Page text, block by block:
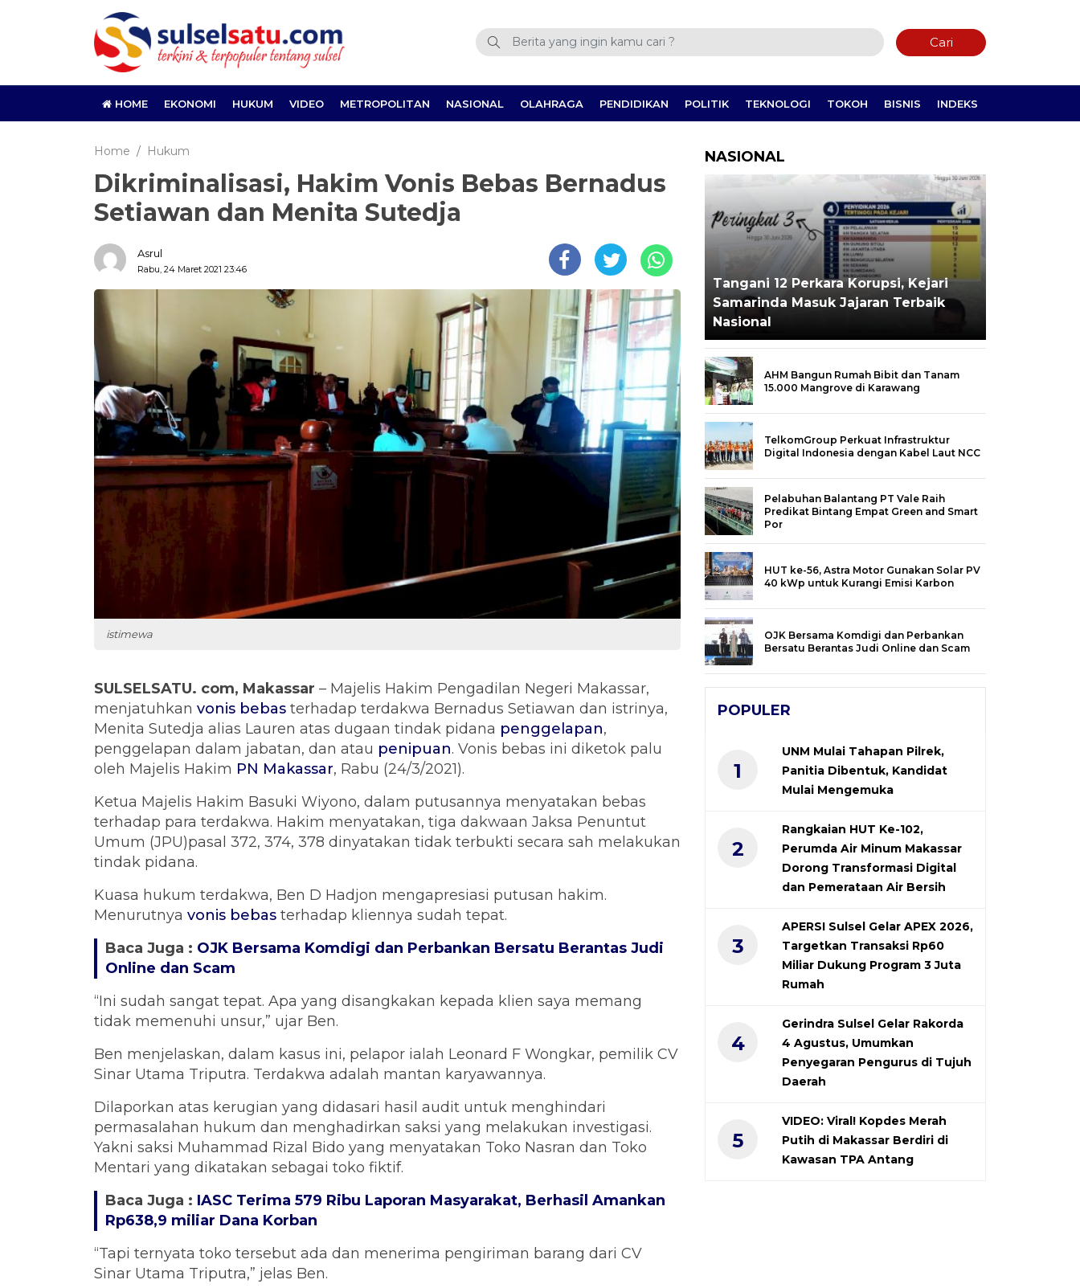
Cari
HOME EKONOMI HUKUM VIDEO METROPOLITAN NASIONAL OLAHRAGA PENDIDIKAN POLITIK TEKNOLOGI TOKOH BISNIS INDEKS
Home Hukum
Dikriminalisasi, Hakim Vonis Bebas Bernadus
Setiawan dan Menita Sutedja
Asrul
Rabu, 24 Maret 2021 23:46
istimewa
SULSELSATU. com, Makassar – Majelis Hakim Pengadilan Negeri Makassar,
menjatuhkan vonis bebas terhadap terdakwa Bernadus Setiawan dan istrinya,
Menita Sutedja alias Lauren atas dugaan tindak pidana penggelapan,
penggelapan dalam jabatan, dan atau penipuan. Vonis bebas ini diketok palu
oleh Majelis Hakim PN Makassar, Rabu (24/3/2021).
Ketua Majelis Hakim Basuki Wiyono, dalam putusannya menyatakan bebas
terhadap para terdakwa. Hakim menyatakan, tiga dakwaan Jaksa Penuntut
Umum (JPU)pasal 372, 374, 378 dinyatakan tidak terbukti secara sah melakukan
tindak pidana.
Kuasa hukum terdakwa, Ben D Hadjon mengapresiasi putusan hakim.
Menurutnya vonis bebas terhadap kliennya sudah tepat.
Baca Juga : OJK Bersama Komdigi dan Perbankan Bersatu Berantas Judi
Online dan Scam
“Ini sudah sangat tepat. Apa yang disangkakan kepada klien saya memang
tidak memenuhi unsur,” ujar Ben.
Ben menjelaskan, dalam kasus ini, pelapor ialah Leonard F Wongkar, pemilik CV
Sinar Utama Triputra. Terdakwa adalah mantan karyawannya.
Dilaporkan atas kerugian yang didasari hasil audit untuk menghindari
permasalahan hukum dan menghadirkan saksi yang melakukan investigasi.
Yakni saksi Muhammad Rizal Bido yang menyatakan Toko Nasran dan Toko
Mentari yang dikatakan sebagai toko fiktif.
Baca Juga : IASC Terima 579 Ribu Laporan Masyarakat, Berhasil Amankan
Rp638,9 miliar Dana Korban
“Tapi ternyata toko tersebut ada dan menerima pengiriman barang dari CV
Sinar Utama Triputra,” jelas Ben.
NASIONAL
Tangani 12 Perkara Korupsi, Kejari
Samarinda Masuk Jajaran Terbaik
Nasional
AHM Bangun Rumah Bibit dan Tanam
15.000 Mangrove di Karawang
TelkomGroup Perkuat Infrastruktur
Digital Indonesia dengan Kabel Laut NCC
Pelabuhan Balantang PT Vale Raih
Predikat Bintang Empat Green and Smart
Por
HUT ke-56, Astra Motor Gunakan Solar PV
40 kWp untuk Kurangi Emisi Karbon
OJK Bersama Komdigi dan Perbankan
Bersatu Berantas Judi Online dan Scam
POPULER
1
UNM Mulai Tahapan Pilrek,
Panitia Dibentuk, Kandidat
Mulai Mengemuka
2
Rangkaian HUT Ke-102,
Perumda Air Minum Makassar
Dorong Transformasi Digital
dan Pemerataan Air Bersih
3
APERSI Sulsel Gelar APEX 2026,
Targetkan Transaksi Rp60
Miliar Dukung Program 3 Juta
Rumah
4
Gerindra Sulsel Gelar Rakorda
4 Agustus, Umumkan
Penyegaran Pengurus di Tujuh
Daerah
5
VIDEO: Viral! Kopdes Merah
Putih di Makassar Berdiri di
Kawasan TPA Antang